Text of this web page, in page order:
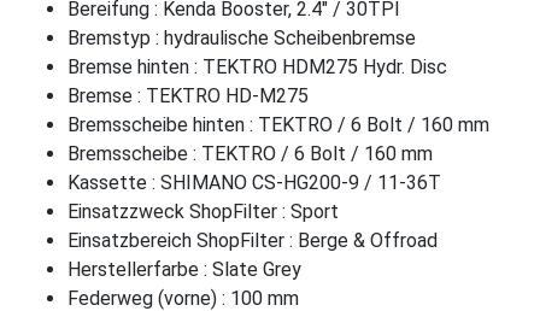
Bereifung : Kenda Booster, 2.4" / 30TPI
Bremstyp : hydraulische Scheibenbremse
Bremse hinten : TEKTRO HDM275 Hydr. Disc
Bremse : TEKTRO HD-M275
Bremsscheibe hinten : TEKTRO / 6 Bolt / 160 mm
Bremsscheibe : TEKTRO / 6 Bolt / 160 mm
Kassette : SHIMANO CS-HG200-9 / 11-36T
Einsatzzweck ShopFilter : Sport
Einsatzbereich ShopFilter : Berge & Offroad
Herstellerfarbe : Slate Grey
Federweg (vorne) : 100 mm